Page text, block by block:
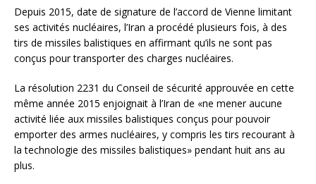
Depuis 2015, date de signature de l’accord de Vienne limitant
ses activités nucléaires, l’Iran a procédé plusieurs fois, à des
tirs de missiles balistiques en affirmant qu’ils ne sont pas
conçus pour transporter des charges nucléaires.
La résolution 2231 du Conseil de sécurité approuvée en cette
même année 2015 enjoignait à l’Iran de «ne mener aucune
activité liée aux missiles balistiques conçus pour pouvoir
emporter des armes nucléaires, y compris les tirs recourant à
la technologie des missiles balistiques» pendant huit ans au
plus.